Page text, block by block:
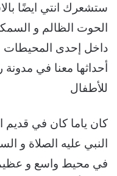
ستشعرك انتي ايضًا
الحوت الظالم و
داخل إحدى المحيطات
أحداثها معنا في
للأطفال
كان ياما كان في قديم
النبي عليه الصلاة و
في محيط واسع و